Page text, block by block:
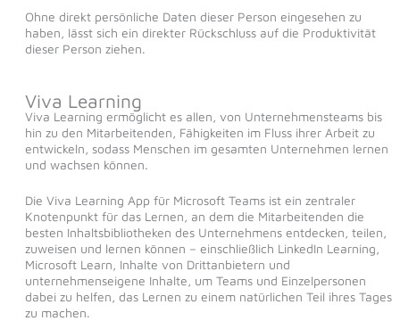
Ohne direkt persönliche Daten dieser Person eingesehen zu
haben, lässt sich ein direkter Rückschluss auf die Produktivität
dieser Person ziehen.
Viva Learning
Viva Learning ermöglicht es allen, von Unternehmensteams bis
hin zu den Mitarbeitenden, Fähigkeiten im Fluss ihrer Arbeit zu
entwickeln, sodass Menschen im gesamten Unternehmen lernen
und wachsen können.
Die Viva Learning App für Microsoft Teams ist ein zentraler
Knotenpunkt für das Lernen, an dem die Mitarbeitenden die
besten Inhaltsbibliotheken des Unternehmens entdecken, teilen,
zuweisen und lernen können – einschließlich LinkedIn Learning,
Microsoft Learn, Inhalte von Drittanbietern und
unternehmenseigene Inhalte, um Teams und Einzelpersonen
dabei zu helfen, das Lernen zu einem natürlichen Teil ihres Tages
zu machen.